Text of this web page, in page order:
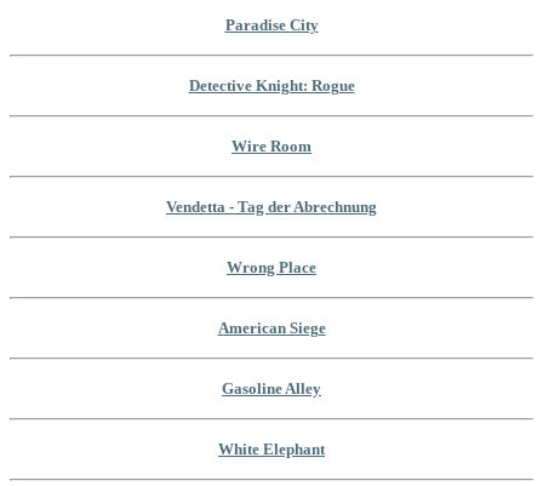
Paradise City
Detective Knight: Rogue
Wire Room
Vendetta - Tag der Abrechnung
Wrong Place
American Siege
Gasoline Alley
White Elephant